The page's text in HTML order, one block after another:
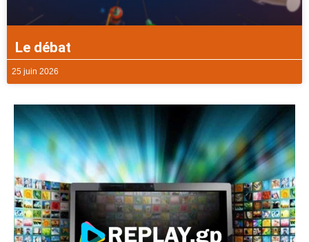
Le débat
25 juin 2026